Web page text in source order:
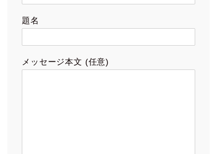
題名
メッセージ本文 (任意)